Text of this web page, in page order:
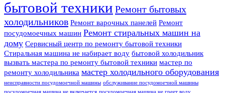
бытовой техники Ремонт бытовых
холодильников Ремонт варочных панелей Ремонт
посудомоечных машин Ремонт стиральных машин на
дому Сервисный центр по ремонту бытовой техники
Стиральная машина не набирает воду бытовой холодильник
вызвать мастера по ремонту бытовой техники мастер по
ремонту холодильника мастер холодильного оборудования
неисправности посудомоечной машины обслуживание посудомоечной машины
посудомоечная машина не включается посудомоечная машина не греет воду